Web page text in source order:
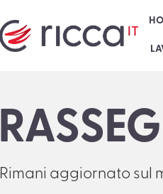
Rimani aggiornato sul